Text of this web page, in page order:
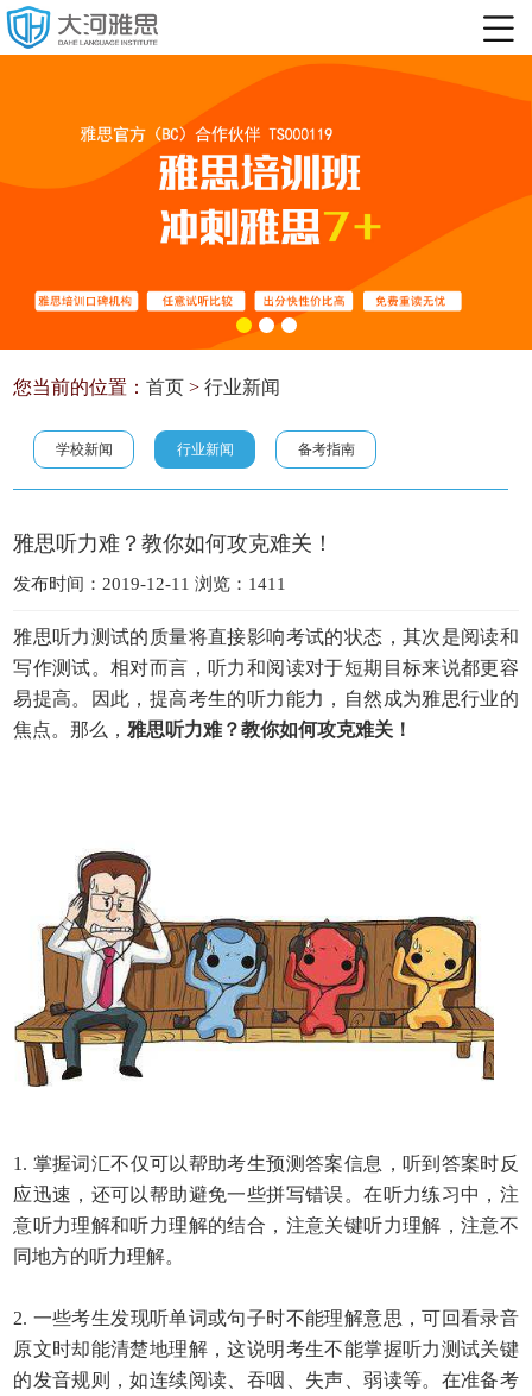
您当前的位置：首页 >行业新闻
学校新闻 行业新闻 备考指南
雅思听力难？教你如何攻克难关！
发布时间：2019-12-11 浏览：1411
雅思听力测试的质量将直接影响考试的状态，其次是阅读和
写作测试。相对而言，听力和阅读对于短期目标来说都更容
易提高。因此，提高考生的听力能力，自然成为雅思行业的
焦点。那么，雅思听力难？教你如何攻克难关！
1. 掌握词汇不仅可以帮助考生预测答案信息，听到答案时反
应迅速，还可以帮助避免一些拼写错误。在听力练习中，注
意听力理解和听力理解的结合，注意关键听力理解，注意不
同地方的听力理解。
2. 一些考生发现听单词或句子时不能理解意思，可回看录音
原文时却能清楚地理解 ，这说明考生不能掌握听力测试关键
的发音规则，如连续阅读、吞咽、失声、弱读等。在准备考